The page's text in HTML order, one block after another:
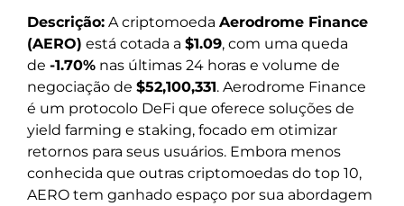
Descrição: A criptomoeda Aerodrome Finance
(AERO) está cotada a $1.09, com uma queda
de -1.70% nas últimas 24 horas e volume de
negociação de $52,100,331. Aerodrome Finance
é um protocolo DeFi que oferece soluções de
yield farming e staking, focado em otimizar
retornos para seus usuários. Embora menos
conhecida que outras criptomoedas do top 10,
AERO tem ganhado espaço por sua abordagem